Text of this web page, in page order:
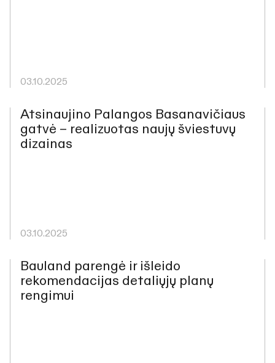
03.10.2025
Atsinaujino Palangos Basanavičiaus
gatvė – realizuotas naujų šviestuvų
dizainas
03.10.2025
Bauland parengė ir išleido
rekomendacijas detaliųjų planų
rengimui